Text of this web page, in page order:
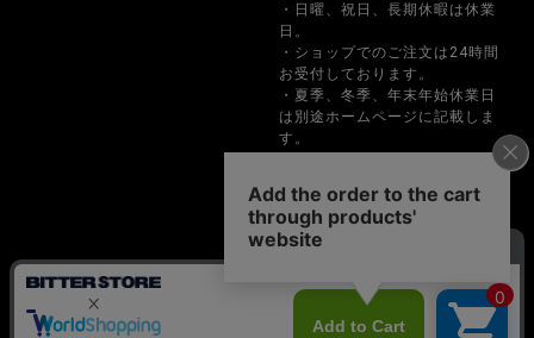
・日曜、祝日、長期休暇は休業
日。
・ショップでのご注文は24時間
お受付しております。
・夏季、冬季、年末年始休業日
は別途ホームページに記載しま
す。
・お電話でのご注文、お問い合
なります。
BITTER STORE(ビターストア)メンズファッション通販サイト
Copyright © P･B･I CO.,LTD. All rights reserved